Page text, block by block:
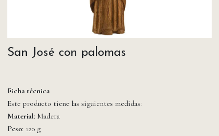
San José con palomas
Ficha técnica
Este producto tiene las siguientes medidas:
Material: Madera
Peso: 120 g